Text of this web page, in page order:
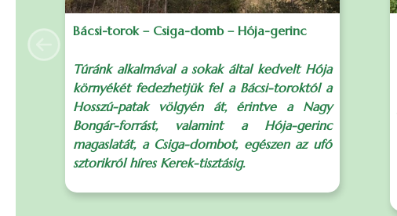
Bácsi-torok – Csiga-domb – Hója-gerinc
Túránk alkalmával a sokak által kedvelt Hója
környékét fedezhetjük fel a Bácsi-toroktól a
Hosszú-patak völgyén át, érintve a Nagy
Bongár-forrást, valamint a Hója-gerinc
magaslatát, a Csiga-dombot, egészen az ufó
sztorikról híres Kerek-tisztásig.
Previous